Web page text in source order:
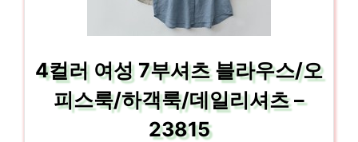
4컬러 여성 7부셔츠 블라우스/오
피스룩/하객룩/데일리셔츠 –
23815